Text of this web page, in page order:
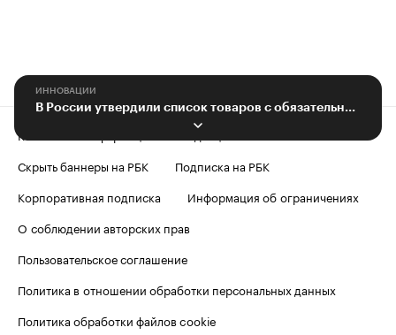
ИННОВАЦИИ
В России утвердили список товаров с обязательным применением вторсырья
Контактная информация
Редакция
Скрыть баннеры на РБК
Подписка на РБК
Корпоративная подписка
Информация об ограничениях
О соблюдении авторских прав
Пользовательское соглашение
Политика в отношении обработки персональных данных
Политика обработки файлов cookie